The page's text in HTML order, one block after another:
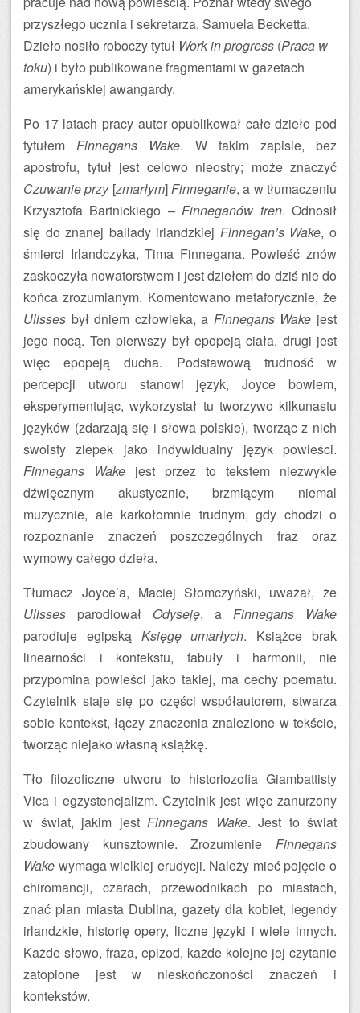
przyszłego ucznia i sekretarza, Samuela Becketta.
Dzieło nosiło roboczy tytuł Work in progress (Praca w
toku) i było publikowane fragmentami w gazetach
amerykańskiej awangardy.
Po 17 latach pracy autor opublikował całe dzieło pod
tytułemFinnegans Wake. W takim zapisie, bez
apostrofu, tytuł jest celowo nieostry; może znaczyć
Czuwanie przy[zmarłym]Finneganie, a w tłumaczeniu
Krzysztofa Bartnickiego –Finneganów tren. Odnosił
się do znanej ballady irlandzkiej Finnegan’s Wake, o
śmierci Irlandczyka, Tima Finnegana. Powieść znów
zaskoczyła nowatorstwem i jest dziełem do dziś nie do
końca zrozumianym. Komentowano metaforycznie, że
Ulisses był dniem człowieka, a Finnegans Wake jest
jego nocą. Ten pierwszy był epopeją ciała, drugi jest
więc epopeją ducha. Podstawową trudność w
percepcji utworu stanowi język, Joyce bowiem,
eksperymentując, wykorzystał tu tworzywo kilkunastu
języków (zdarzają się i słowa polskie), tworząc z nich
swoisty zlepek jako indywidualny język powieści.
Finnegans Wake jest przez to tekstem niezwykle
dźwięcznym akustycznie, brzmiącym niemal
muzycznie, ale karkołomnie trudnym, gdy chodzi o
rozpoznanie znaczeń poszczególnych fraz oraz
wymowy całego dzieła.
Tłumacz Joyce’a, Maciej Słomczyński, uważał, że
Ulisses parodiował Odyseję, a Finnegans Wake
parodiuje egipską Księgę umarłych. Książce brak
linearności i kontekstu, fabuły i harmonii, nie
przypomina powieści jako takiej, ma cechy poematu.
Czytelnik staje się po części współautorem, stwarza
sobie kontekst, łączy znaczenia znalezione w tekście,
tworząc niejako własną książkę.
Tło filozoficzne utworu to historiozofia Giambattisty
Vica i egzystencjalizm. Czytelnik jest więc zanurzony
w świat, jakim jest Finnegans Wake. Jest to świat
zbudowany kunsztownie. Zrozumienie Finnegans
Wake wymaga wielkiej erudycji. Należy mieć pojęcie o
chiromancji, czarach, przewodnikach po miastach,
znać plan miasta Dublina, gazety dla kobiet, legendy
irlandzkie, historię opery, liczne języki i wiele innych.
Każde słowo, fraza, epizod, każde kolejne jej czytanie
zatopione jest w nieskończoności znaczeń i
kontekstów.